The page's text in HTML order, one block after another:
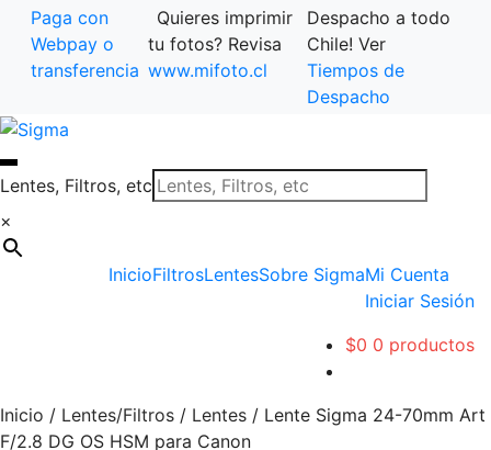
Paga con
Webpay o
transferencia
Quieres imprimir
tu fotos? Revisa
www.mifoto.cl
Despacho a todo
Chile! Ver
Tiempos de
Despacho
Ir
la
Saltar
contenido
Lentes, Filtros, etc
×
InicioFiltrosLentesSobre SigmaMi Cuenta
Iniciar Sesión
$0 0 productos
Inicio / Lentes/Filtros / Lentes / Lente Sigma 24-70mm Art
F/2.8 DG OS HSM para Canon